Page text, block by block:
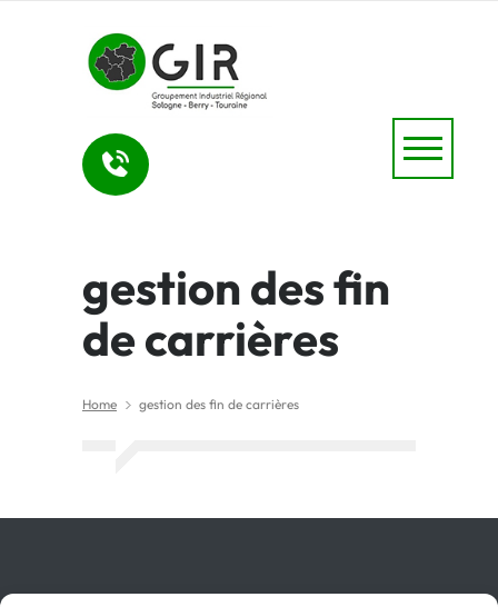
gestion des fin
de carrières
Home gestion des fin de carrières